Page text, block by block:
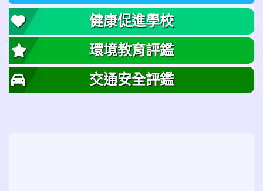
健康促進學校
環境教育評鑑
交通安全評鑑